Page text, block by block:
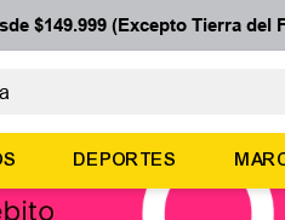
$149.999 (Excepto Tierra del
DEPORTES